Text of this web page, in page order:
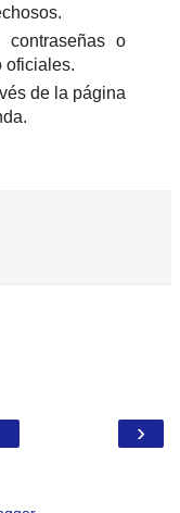
contraseñas o
oficiales.
de la página
›